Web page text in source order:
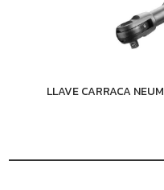
LLAVE CARRACA